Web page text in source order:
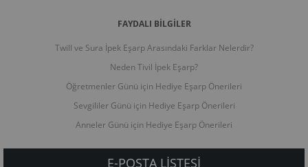
FAYDALI BİLGİLER
Twill ve Sura İpek Eşarp Arasındaki Farklar Nelerdir?
Neden Tivil İpek Eşarp?
Öğretmenler Günü için Hediye Eşarp Önerileri
Sevgililer Günü için Hediye Eşarp Önerileri
Anneler Günü için Hediye Eşarp Önerileri
E-POSTA LISTESI